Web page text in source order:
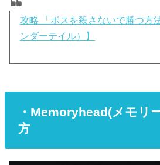
攻略 「ボスを殺さないで勝つ方
ンダーテイル）】
・Memoryhead(メモリ
方